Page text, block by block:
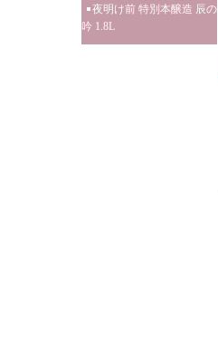
夜明け前 特別本醸造 辰の
吟 1.8L